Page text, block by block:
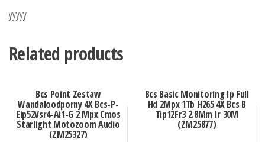
yyyyy
Related products
Bcs Point Zestaw
Wandaloodporny 4X Bcs-P-
Eip52Vsr4-Ai1-G 2 Mpx Cmos
Starlight Motozoom Audio
(ZM25327)
Bcs Basic Monitoring Ip Full
Hd 2Mpx 1Tb H265 4X Bcs B
Tip12Fr3 2.8Mm Ir 30M
(ZM25877)